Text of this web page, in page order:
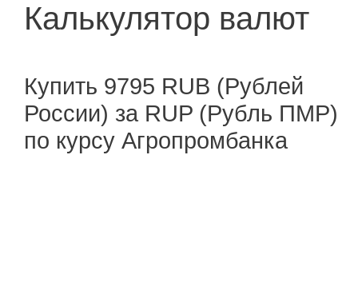
Калькулятор валют
Купить 9795 RUB (Рублей
России) за RUP (Рубль ПМР)
по курсу Агропромбанка